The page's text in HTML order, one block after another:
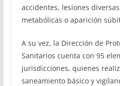
accidentes, lesiones
metabólicas o aparición
A su vez, la Dirección de
Sanitarios cuenta con 95
jurisdicciones, quienes
saneamiento básico y